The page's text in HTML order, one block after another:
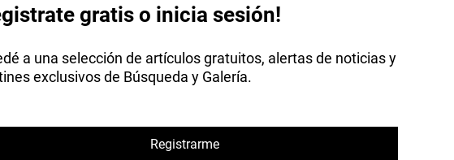
gratis o inicia sesión!
a una selección de artículos gratuitos, alertas de noticias y
exclusivos de Búsqueda y Galería.
Registrarme